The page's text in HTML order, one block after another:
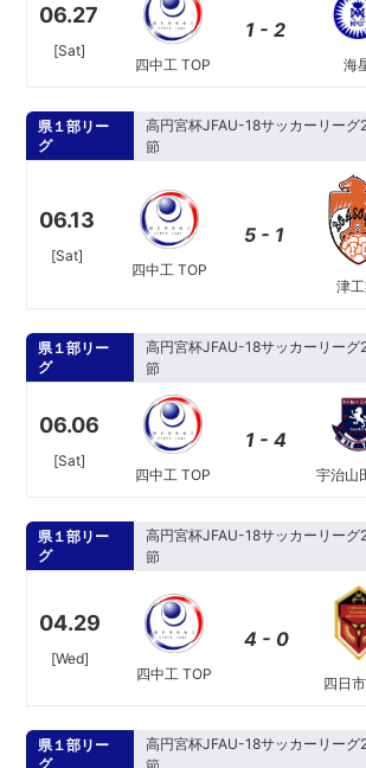
06.27
[Sat]
四中工 TOP
1 - 2
海
県１部リー
グ
高円宮杯JFAU-18サッカーリー
節
06.13
[Sat]
四中工 TOP
5 - 1
津
県１部リー
グ
高円宮杯JFAU-18サッカーリー
節
06.06
[Sat]
四中工 TOP
1 - 4
宇治山
県１部リー
グ
高円宮杯JFAU-18サッカーリー
節
04.29
[Wed]
四中工 TOP
4 - 0
四日
県１部リー
グ
高円宮杯JFAU-18サッカーリー